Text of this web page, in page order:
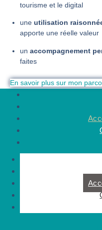
tourisme et le digital
une utilisation
apporte une réelle valeur
un accompagnement
faites
En savoir plus sur mon